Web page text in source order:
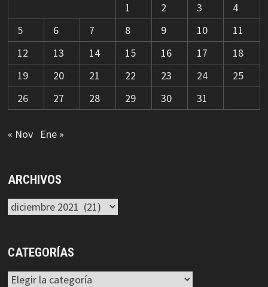
1
2 3
4
5
6 7 8 9 10
11
12
13 14 15 16 17
18
19
20 21 22 23 24
25
26
27 28 29 30 31
« Nov Ene »
ARCHIVOS
Archivos
CATEGORÍAS
Categorías